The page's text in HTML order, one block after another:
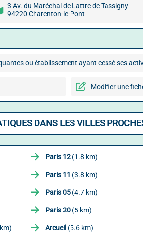
3 Av. du Maréchal de Lattre de Tassigny
94220 Charenton-le-Pont
ou établissement ayant cessé ses
Modifier une
DANS LES VILLES
Paris 12(1.8 km)
Paris 11 (3.8 km)
Paris 05(4.7 km)
Paris 20(5 km)
Arcueil (5.6 km)